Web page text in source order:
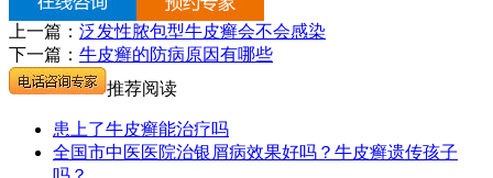
上一篇： 泛发性脓包型牛皮癣会不会感染
下一篇： 牛皮癣的防病原因有哪些
推荐阅读
患上了牛皮癣能治疗吗
全国市中医医院治银屑病效果好吗？牛皮癣遗传孩子